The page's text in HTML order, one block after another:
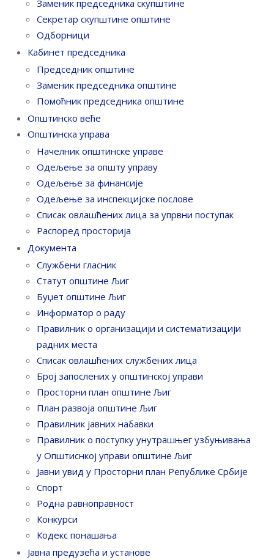
Заменик председника скупштине
Секретар скупштине општине
Одборници
Кабинет председника
Председник општине
Заменик председника општине
Помоћник председника општине
Општинско веће
Општинска управа
Начелник општинске управе
Одељење за општу управу
Одељење за финансије
Одељење за инспекцијске послове
Списак овлашћених лица за упрвни поступак
Распоред просторија
Документа
Службени гласник
Статут општине Љиг
Буџет општине Љиг
Информатор о раду
Правилник o организацији и систематизацији
радних места
Списак овлашћених службених лица
Број запослених у oпштинској управи
Просторни план општине Љиг
План развоја општине Љиг
Правилник јавних набавки
Правилник о поступку унутрашњег узбуњивања
у Општиснкој управи општине Љиг
Јавни увид у Просторни план Републике Србије
Спорт
Родна равноправност
Конкурси
Кодекс понашања
Јавна предузећа и установе